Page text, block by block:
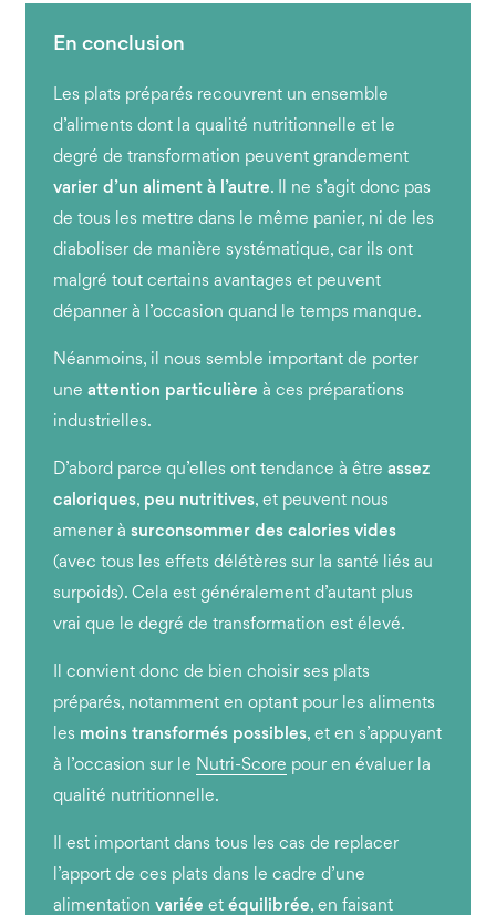
Les plats préparés recouvrent un ensemble
d’aliments dont la qualité nutritionnelle et le
degré de transformation peuvent grandement
varier d’un aliment à l’autre. Il ne s’agit donc pas
de tous les mettre dans le même panier, ni de les
diaboliser de manière systématique, car ils ont
malgré tout certains avantages et peuvent
dépanner à l’occasion quand le temps manque.
Néanmoins, il nous semble important de porter
une attention particulière à ces préparations
industrielles.
D’abord parce qu’elles ont tendance à être assez
caloriques, peu nutritives, et peuvent nous
amener à surconsommer des calories vides
(avec tous les effets délétères sur la santé liés au
surpoids). Cela est généralement d’autant plus
vrai que le degré de transformation est élevé.
Il convient donc de bien choisir ses plats
préparés, notamment en optant pour les aliments
les moins transformés possibles, et en s’appuyant
à l’occasion sur le Nutri-Score pour en évaluer la
qualité nutritionnelle.
Il est important dans tous les cas de replacer
l’apport de ces plats dans le cadre d’une
alimentation variée et équilibrée, en faisant